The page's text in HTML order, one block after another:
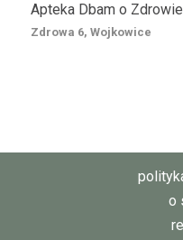
Apteka Dbam o Zdrowie
Zdrowa 6, Wojkowice
o